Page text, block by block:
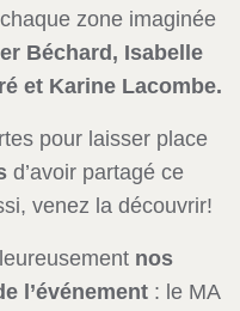
zone imaginée
Béchard, Isabelle
et Karine Lacombe.
pour laisser place
d’avoir partagé ce
venez la découvrir!
nos
l’événement : le MA